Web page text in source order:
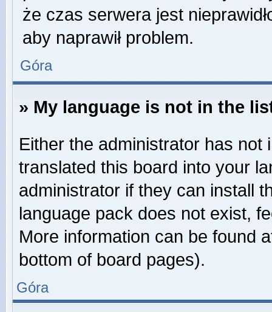
że czas serwera jest
aby naprawił problem.
Góra
» My language is not in the
Either the administrator has
translated this board into your
administrator if they can install
language pack does not exist,
More information can be found
bottom of board pages).
Góra